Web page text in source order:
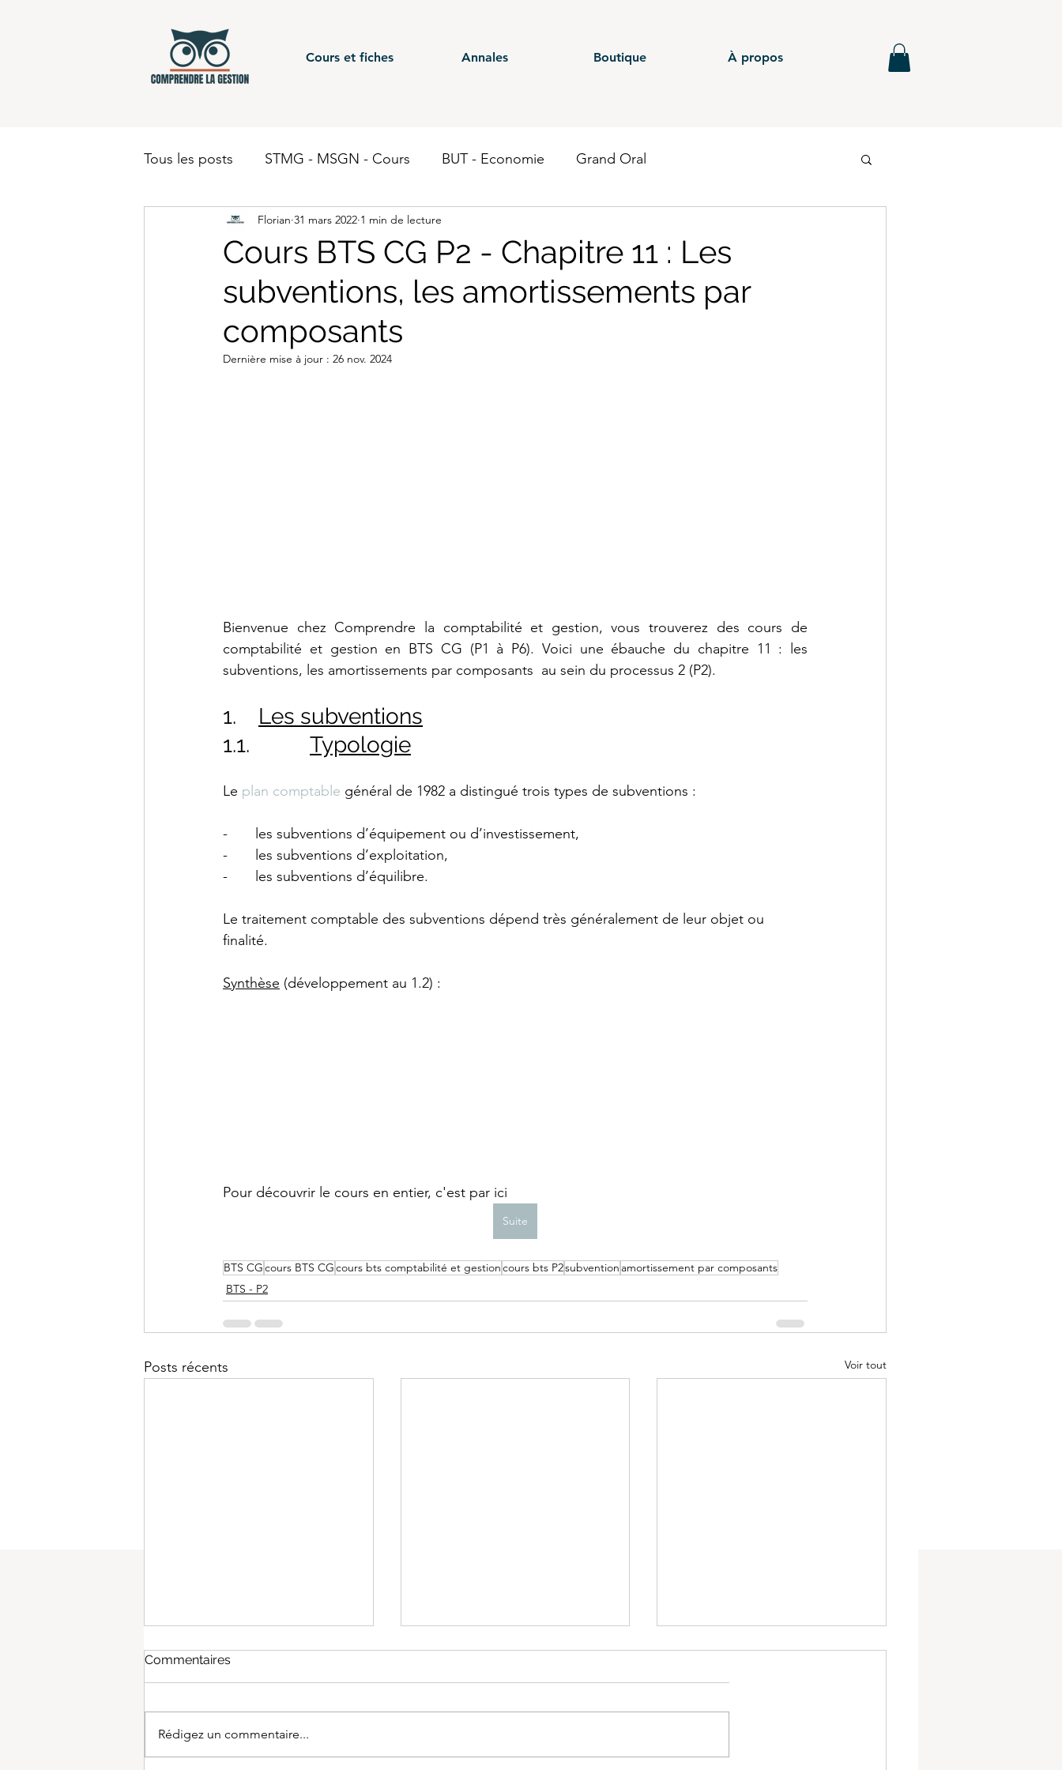
Cours et fiches Annales Boutique À propos
Tous les posts STMG - MSGN - Cours BUT - Economie Grand Oral
STMG - Gestion Finance - cours BTS - P1
BUT - Comptabilité BTS CG - Annales BUT - Droit fiscal BTS - P6 STMG - Annales
BUT - Finance STMG - Economie
Cours BTS CG P2 - Chapitre 11 : Les
subventions, les amortissements par
composants
Florian 31 mars 2022 1 min de lecture
Dernière mise à jour : 26 nov. 2024
Bienvenue chez Comprendre la comptabilité et gestion, vous trouverez des cours de
comptabilité et gestion en BTS CG (P1 à P6). Voici une ébauche du chapitre 11 : les
subventions, les amortissements par composants  au sein du processus 2 (P2).
1. Les subventions
1.1. Typologie
Le plan comptable général de 1982 a distingué trois types de subventions :
-       les subventions d’équipement ou d’investissement,
-       les subventions d’exploitation,
-       les subventions d’équilibre.
Le traitement comptable des subventions dépend très généralement de leur objet ou
finalité.
Synthèse (développement au 1.2) :
Pour découvrir le cours en entier, c'est par ici
Suite
BTS CGcours BTS CGcours bts comptabilité et gestioncours bts P2subvention amortissement par composants
BTS - P2
Posts récents Voir tout
Commentaires
Rédigez un commentaire...